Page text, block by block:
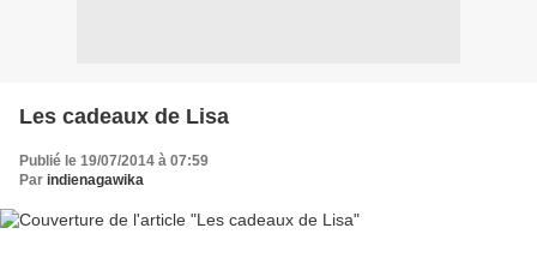
Les cadeaux de Lisa
Publié le 19/07/2014 à 07:59
Par indienagawika